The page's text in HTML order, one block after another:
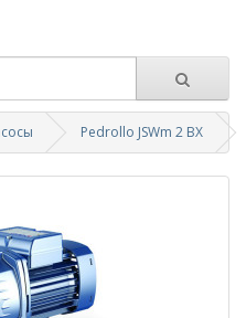
Pedrollo JSWm 2 BX